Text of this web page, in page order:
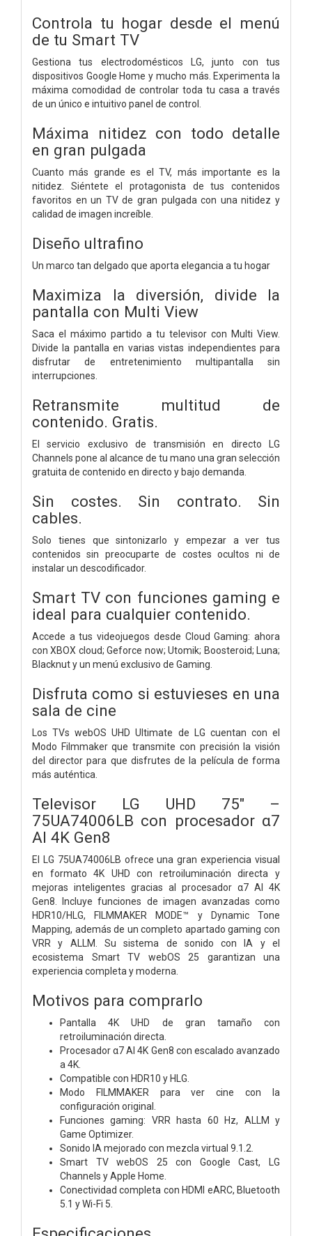
Controla tu hogar desde el menú
de tu Smart TV
Gestiona tus electrodomésticos LG, junto con tus
dispositivos Google Home y mucho más. Experimenta la
máxima comodidad de controlar toda tu casa a través
de un único e intuitivo panel de control.
Máxima nitidez con todo detalle
en gran pulgada
Cuanto más grande es el TV, más importante es la
nitidez. Siéntete el protagonista de tus contenidos
favoritos en un TV de gran pulgada con una nitidez y
calidad de imagen increíble.
Diseño ultrafino
Un marco tan delgado que aporta elegancia a tu hogar
Maximiza la diversión, divide la
pantalla con Multi View
Saca el máximo partido a tu televisor con Multi View.
Divide la pantalla en varias vistas independientes para
disfrutar de entretenimiento multipantalla sin
interrupciones.
Retransmite multitud de
contenido. Gratis.
El servicio exclusivo de transmisión en directo LG
Channels pone al alcance de tu mano una gran selección
gratuita de contenido en directo y bajo demanda.
Sin costes. Sin contrato. Sin
cables.
Solo tienes que sintonizarlo y empezar a ver tus
contenidos sin preocuparte de costes ocultos ni de
instalar un descodificador.
Smart TV con funciones gaming e
ideal para cualquier contenido.
Accede a tus videojuegos desde Cloud Gaming: ahora
con XBOX cloud; Geforce now; Utomik; Boosteroid; Luna;
Blacknut y un menú exclusivo de Gaming.
Disfruta como si estuvieses en una
sala de cine
Los TVs webOS UHD Ultimate de LG cuentan con el
Modo Filmmaker que transmite con precisión la visión
del director para que disfrutes de la película de forma
más auténtica.
Televisor LG UHD 75" –
75UA74006LB con procesador α7
AI 4K Gen8
El LG 75UA74006LB ofrece una gran experiencia visual
en formato 4K UHD con retroiluminación directa y
mejoras inteligentes gracias al procesador α7 AI 4K
Gen8. Incluye funciones de imagen avanzadas como
HDR10/HLG, FILMMAKER MODE™ y Dynamic Tone
Mapping, además de un completo apartado gaming con
VRR y ALLM. Su sistema de sonido con IA y el
ecosistema Smart TV webOS 25 garantizan una
experiencia completa y moderna.
Motivos para comprarlo
Pantalla 4K UHD de gran tamaño con
retroiluminación directa.
Procesador α7 AI 4K Gen8 con escalado avanzado
a 4K.
Compatible con HDR10 y HLG.
Modo FILMMAKER para ver cine con la
configuración original.
Funciones gaming: VRR hasta 60 Hz, ALLM y
Game Optimizer.
Sonido IA mejorado con mezcla virtual 9.1.2.
Smart TV webOS 25 con Google Cast, LG
Channels y Apple Home.
Conectividad completa con HDMI eARC, Bluetooth
5.1 y Wi-Fi 5.